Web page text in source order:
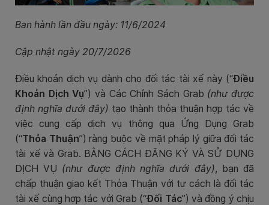
Ban hành lần đầu ngày: 11/6/2024
Cập nhật ngày 20/7/2026
Điều khoản dịch vụ dành cho đối tác tài xế này (“Điều
Khoản Dịch Vụ”) và Các Chính Sách Grab (như được
định nghĩa dưới đây) tạo thành thỏa thuận hợp tác về
việc cung cấp dịch vụ thông qua Ứng Dụng Grab
(“Thỏa Thuận”) ràng buộc về mặt pháp lý giữa đối tác
tài xế và Grab. BẰNG CÁCH ĐĂNG KÝ VÀ SỬ DỤNG
DỊCH VỤ (như được định nghĩa dưới đây), bạn đã
chấp thuận giao kết Thỏa Thuận với tư cách là đối tác
tài xế cùng hợp tác với Grab (“Đối Tác”) và đồng ý chịu